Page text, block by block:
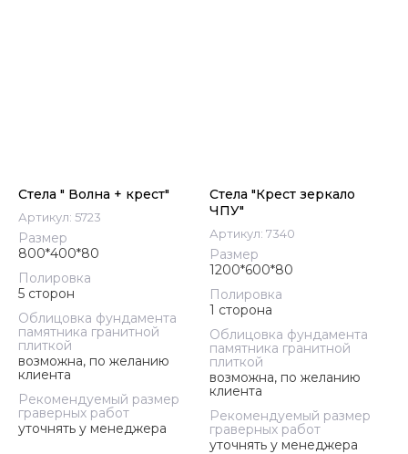
Стела " Волна + крест"
Артикул: 5723
Размер
800*400*80
Полировка
5 сторон
Облицовка фундамента
памятника гранитной
плиткой
возможна, по желанию
клиента
Рекомендуемый размер
граверных работ
уточнять у менеджера
Стела "Крест зеркало
ЧПУ"
Артикул: 7340
Размер
1200*600*80
Полировка
1 сторона
Облицовка фундамента
памятника гранитной
плиткой
возможна, по желанию
клиента
Рекомендуемый размер
граверных работ
уточнять у менеджера